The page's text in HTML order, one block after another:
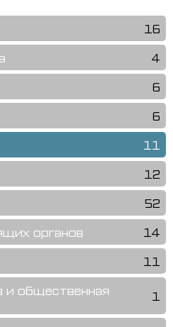
16
4
6
6
11
12
52
органов 14
11
и общественная
1